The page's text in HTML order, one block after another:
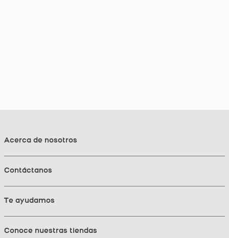
Acerca de nosotros
Contáctanos
Te ayudamos
Conoce nuestras tiendas